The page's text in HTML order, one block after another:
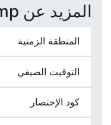
المزيد عن Warwick Camp
المنطقة الزمنية
التوقيت الصيفي
كود الإختصار